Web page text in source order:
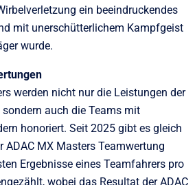
ein beeindruckendes
mit unerschütterlichem Kampfgeist
wurde.
werden nicht nur die Leistungen der
sondern auch die Teams mit
honoriert. Seit 2025 gibt es gleich
ADAC MX Masters Teamwertung
Ergebnisse eines Teamfahrers pro
wobei das Resultat der ADAC